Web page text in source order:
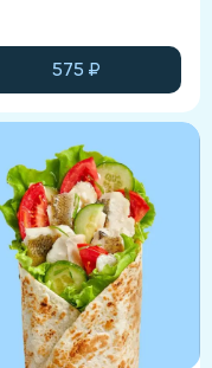
575 ₽